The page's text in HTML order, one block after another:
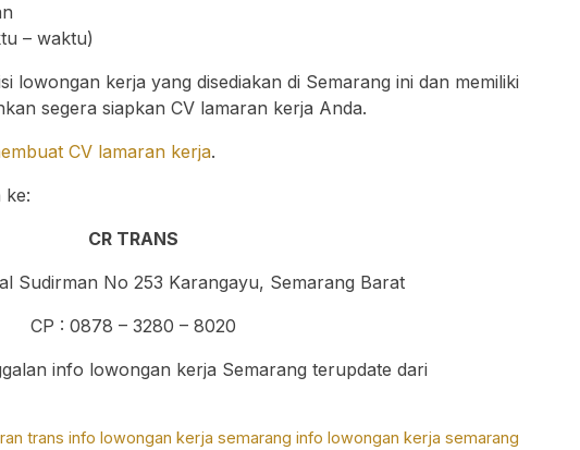
– waktu)
lowongan kerja yang disediakan di Semarang ini dan memiliki
segera siapkan CV lamaran kerja Anda.
CV lamaran kerja.
ke:
CR TRANS
Sudirman No 253 Karangayu, Semarang Barat
CP : 0878 – 3280 – 8020
info lowongan kerja Semarang terupdate dari
trans info lowongan kerja semarang info lowongan kerja semarang